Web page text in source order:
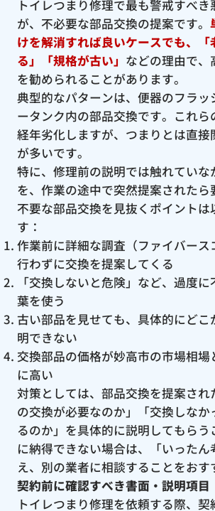
トイレつまり修理で最も警戒すべ
が、不必要な部品交換の提案です。
けを解消すれば良いケースでも、「
る」「規格が古い」 などの理由で、
を勧められることがあります。
典型的なパターンは、便器のフラッ
ータンク内の部品交換です。これら
経年劣化しますが、つまりとは直接
が多いです。
特に、修理前の説明では触れていな
を、作業の途中で突然提案されたら
不要な部品交換を見抜くポイントは
す：
作業前に詳細な調査（ファイバース
行わずに交換を提案してくる
「交換しないと危険」など、過度
葉を使う
古い部品を見せても、具体的にどこ
明できない
交換部品の価格が妙高市の市場相場
に高い
対策としては、部品交換を提案され
の交換が必要なのか」「交換しなか
るのか」を具体的に説明してもらう
に納得できない場合は、「いった
え、別の業者に相談することをおす
契約前に確認すべき書面・説明項目
トイレつまり修理を依頼する際、